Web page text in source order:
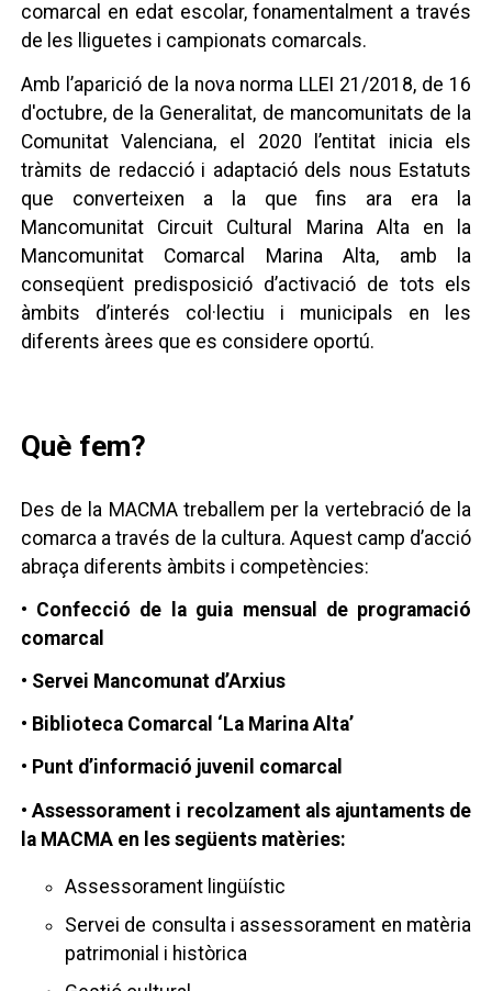
comarcal en edat escolar, fonamentalment a través
de les lliguetes i campionats comarcals.
Amb l’aparició de la nova norma LLEI 21/2018, de 16
d'octubre, de la Generalitat, de mancomunitats de la
Comunitat Valenciana, el 2020 l’entitat inicia els
tràmits de redacció i adaptació dels nous Estatuts
que converteixen a la que fins ara era la
Mancomunitat Circuit Cultural Marina Alta en la
Mancomunitat Comarcal Marina Alta, amb la
conseqüent predisposició d’activació de tots els
àmbits d’interés col·lectiu i municipals en les
diferents àrees que es considere oportú.
Què fem?
Des de la MACMA treballem per la vertebració de la
comarca a través de la cultura. Aquest camp d’acció
abraça diferents àmbits i competències:
• Confecció de la guia mensual de programació
comarcal
• Servei Mancomunat d’Arxius
• Biblioteca Comarcal ‘La Marina Alta’
• Punt d’informació juvenil comarcal
• Assessorament i recolzament als ajuntaments de
la MACMA en les següents matèries:
Assessorament lingüístic
Servei de consulta i assessorament en matèria
patrimonial i històrica